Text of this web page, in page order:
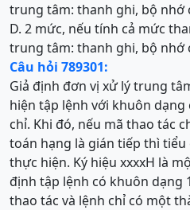
trung tâm: thanh ghi, bộ nhớ
D. 2 mức, nếu tính cả mức
trung tâm: thanh ghi, bộ nhớ
Câu hỏi 789301:
Giả định đơn vị xử lý trung
hiện tập lệnh với khuôn
chỉ. Khi đó, nếu mã thao tác
toán hạng là gián tiếp thì
thực hiện. Ký hiệu xxxxH là
định tập lệnh có khuôn dạng
thao tác và lệnh chỉ có một